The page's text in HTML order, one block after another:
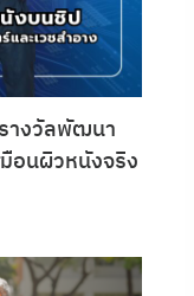
างวัลพัฒนา
อนผิวหนังจริง